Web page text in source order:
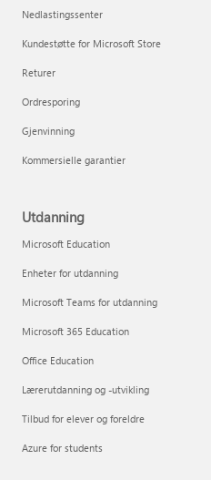
Nedlastingssenter
Kundestøtte for Microsoft Store
Returer
Ordresporing
Gjenvinning
Kommersielle garantier
Utdanning
Microsoft Education
Enheter for utdanning
Microsoft Teams for utdanning
Microsoft 365 Education
Office Education
Lærerutdanning og -utvikling
Tilbud for elever og foreldre
Azure for students